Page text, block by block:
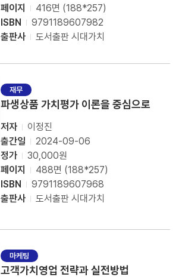
페이지
416면 (188*257)
ISBN
9791189607982
출판사
도서출판 시대가치
재무
파생상품 가치평가 이론을 중심으로
저자
이정진
출간일
2024-09-06
정가
30,000원
페이지
488면 (188*257)
ISBN
9791189607968
출판사
도서출판 시대가치
마케팅
고객가치영업 전략과 실전방법